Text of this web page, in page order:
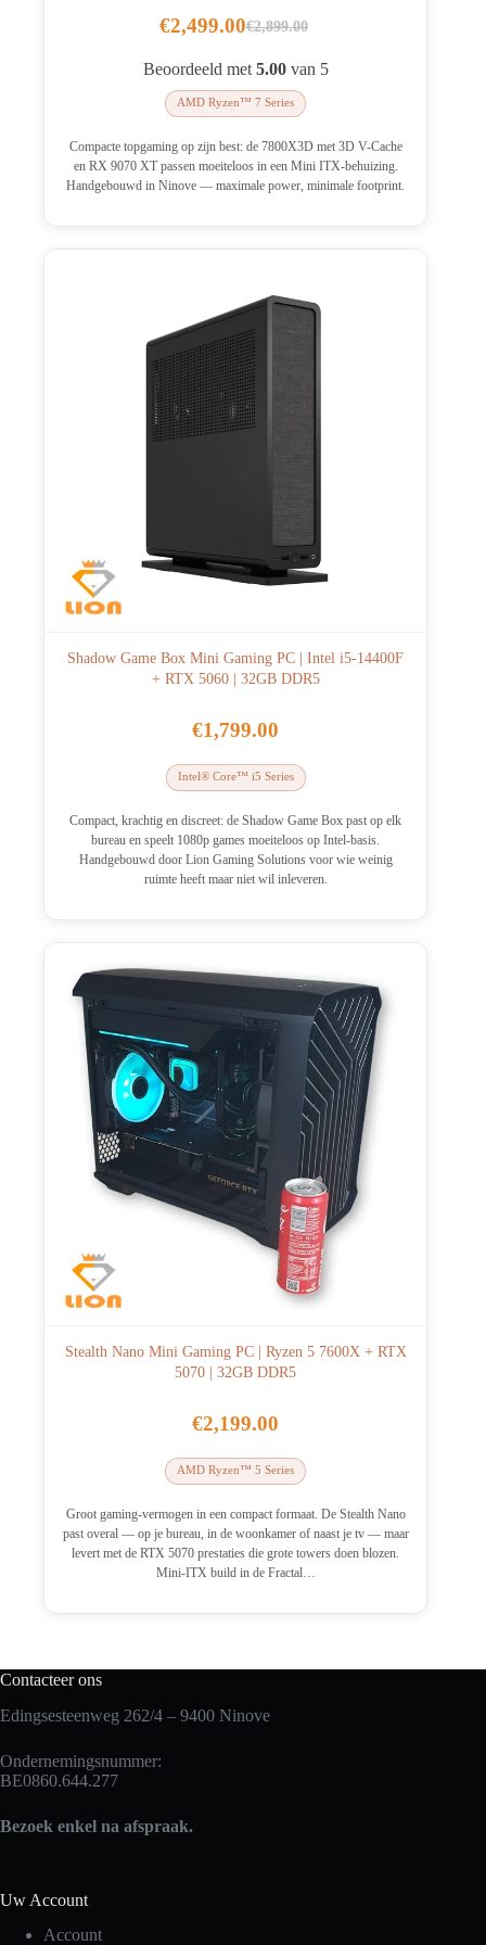
€2,899.00
Oorspronkelijke
prijs
€2,899.00.
€2,499.00Huidige
prijs
€2,499.00.
Beoordeeld met 5.00van 5
AMD Ryzen™ 7 Series
Compacte topgaming op zijn best: de 7800X3D met 3D V-Cache
en RX 9070 XT passen moeiteloos in een Mini ITX-behuizing.
Handgebouwd in Ninove — maximale power, minimale footprint.
Shadow Game Box Mini Gaming PC | Intel i5-14400F
+ RTX 5060 | 32GB DDR5
€1,799.00
Intel® Core™ i5 Series
Compact, krachtig en discreet: de Shadow Game Box past op elk
bureau en speelt 1080p games moeiteloos op Intel-basis.
Handgebouwd door Lion Gaming Solutions voor wie weinig
ruimte heeft maar niet wil inleveren.
Stealth Nano Mini Gaming PC | Ryzen 5 7600X + RTX
5070 | 32GB DDR5
€2,199.00
AMD Ryzen™ 5 Series
Groot gaming-vermogen in een compact formaat. De Stealth Nano
past overal — op je bureau, in de woonkamer of naast je tv — maar
levert met de RTX 5070 prestaties die grote towers doen blozen.
Mini-ITX build in de Fractal…
Contacteer ons
Edingsesteenweg 262/4 – 9400 Ninove
Ondernemingsnummer:
BE0860.644.277
Bezoek enkel na afspraak.
Uw Account
Account